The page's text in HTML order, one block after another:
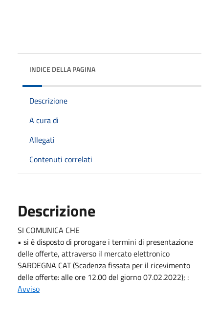
INDICE DELLA PAGINA
Descrizione
A cura di
Allegati
Contenuti correlati
Descrizione
SI COMUNICA CHE
• si è disposto di prorogare i termini di presentazione
delle offerte, attraverso il mercato elettronico
SARDEGNA CAT (Scadenza fissata per il ricevimento
delle offerte: alle ore 12.00 del giorno 07.02.2022); :
Avviso